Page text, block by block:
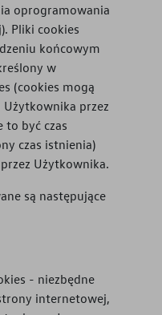
oprogramowania
Pliki cookies
końcowym
w
(cookies mogą
przez
to być czas
czas istnienia)
Użytkownika.
są następujące
- niezbędne
internetowej,